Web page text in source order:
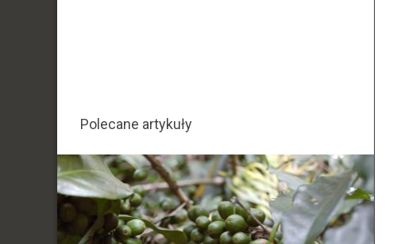
Polecane artykuły